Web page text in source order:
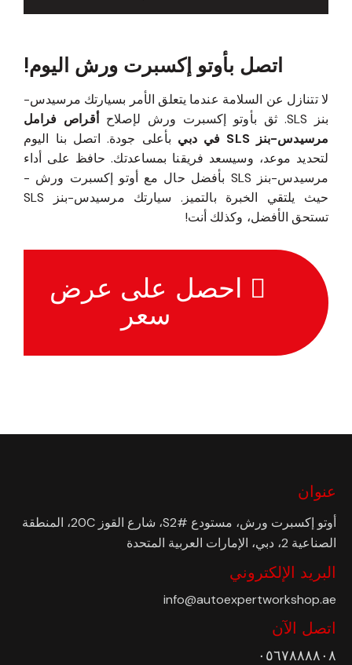
اتصل بأوتو إكسبرت ورش اليوم!
لا تتنازل عن السلامة عندما يتعلق الأمر بسيارتك مرسيدس-
بنز SLS. ثق بأوتو إكسبرت ورش لإصلاح
أقراص فرامل
مرسيدس-بنز SLS في دبي
بأعلى جودة. اتصل بنا اليوم
لتحديد موعد، وسيسعد فريقنا بمساعدتك. حافظ على أداء
مرسيدس-بنز SLS بأفضل حال مع أوتو إكسبرت ورش -
حيث يلتقي الخبرة بالتميز. سيارتك مرسيدس-بنز SLS
تستحق الأفضل، وكذلك أنت!
احصل على عرض
سعر
عنوان
أوتو إكسبرت ورش، مستودع #S2، شارع القوز 20C، المنطقة
الصناعية 2، دبي، الإمارات العربية المتحدة
البريد الإلكتروني
info@autoexpertworkshop.ae
اتصل الآن
٠٥٦٧٨٨٨٨٠٨